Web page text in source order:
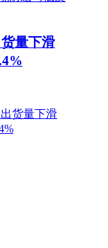
量下滑